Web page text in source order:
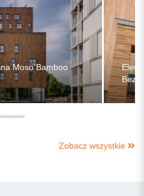
Moso Bamboo
Zobacz wszystkie